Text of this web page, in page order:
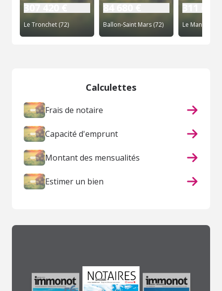
Le Tronchet (72) Ballon-Saint Mars (72) Le Mans (72)
Calculettes
Frais de notaire
Capacité d'emprunt
Montant des mensualités
Estimer un bien